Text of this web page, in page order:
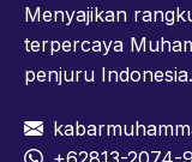
Menyajikan
terpercaya
penjuru Indonesia.